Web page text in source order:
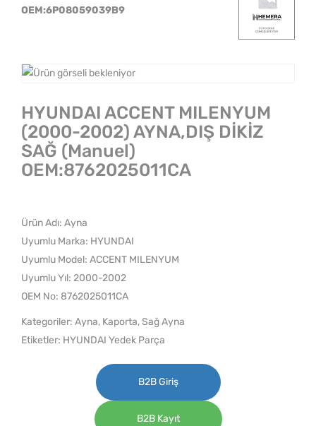
OEM:6P08059039B9
HYUNDAI ACCENT MILENYUM
(2000-2002) AYNA,DIŞ DİKİZ
SAĞ (Manuel)
OEM:8762025011CA
Ürün Adı: Ayna
Uyumlu Marka: HYUNDAI
Uyumlu Model: ACCENT MILENYUM
Uyumlu Yıl: 2000-2002
OEM No: 8762025011CA
Kategoriler: Ayna, Kaporta,Sağ Ayna
Etiketler: HYUNDAI Yedek Parça
B2B Giriş
B2B Kayıt